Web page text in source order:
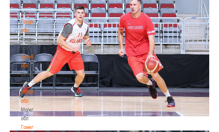
Брестская
обл
Гродненская
обл
Гродненская
обл
Витебская
обл
Витебская
обл
Могилевская
обл
Могилевская
обл
Гомельская